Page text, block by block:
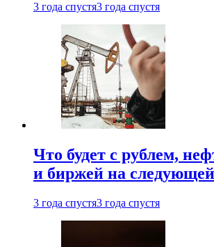
3 года спустя3 года спустя
Что будет с рублем,
и биржей на следующей
3 года спустя3 года спустя